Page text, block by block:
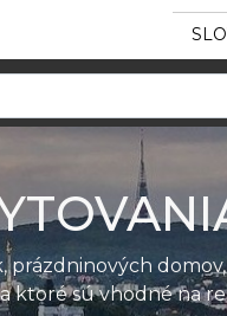
prázdninových
ktoré sú vhodné na